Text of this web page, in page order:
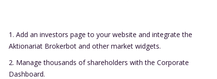
1. Add an investors page to your website and integrate the
Aktionariat Brokerbot and other market widgets.
2. Manage thousands of shareholders with the Corporate
Dashboard.